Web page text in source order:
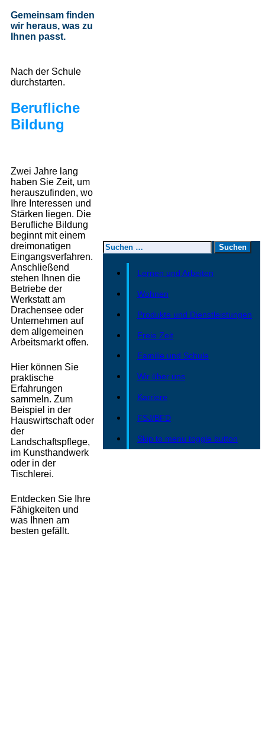
Lernen und Arbeiten
Wohnen
Produkte und Dienstleistungen
Freie Zeit
Familie und Schule
Wir über uns
Karriere
FSJ/BFD
Skip to menu toggle button
Gemeinsam finden
wir heraus, was zu
Ihnen passt.
Nach der Schule
durchstarten.
Berufliche
Bildung
Zwei Jahre lang
haben Sie Zeit, um
herauszufinden, wo
Ihre Interessen und
Stärken liegen. Die
Berufliche Bildung
beginnt mit einem
dreimonatigen
Eingangsverfahren.
Anschließend
stehen Ihnen die
Betriebe der
Werkstatt am
Drachensee oder
Unternehmen auf
dem allgemeinen
Arbeitsmarkt offen.
Hier können Sie
praktische
Erfahrungen
sammeln. Zum
Beispiel in der
Hauswirtschaft oder
der
Landschaftspflege,
im Kunsthandwerk
oder in der
Tischlerei.
Entdecken Sie Ihre
Fähigkeiten und
was Ihnen am
besten gefällt.